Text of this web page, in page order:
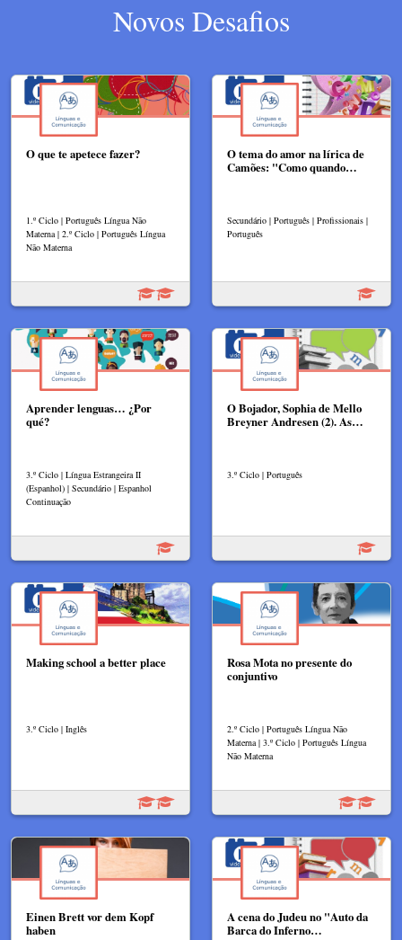
Novos Desafios
O que te apetece fazer?
1.º Ciclo | Português Língua Não
Materna | 2.º Ciclo | Português Língua
Não Materna
O tema do amor na lírica de
Camões: "Como quando…
Secundário | Português | Profissionais |
Português
Aprender lenguas… ¿Por
qué?
3.º Ciclo | Língua Estrangeira II
(Espanhol) | Secundário | Espanhol
Continuação
O Bojador, Sophia de Mello
Breyner Andresen (2). As…
3.º Ciclo | Português
Making school a better place
3.º Ciclo | Inglês
Rosa Mota no presente do
conjuntivo
2.º Ciclo | Português Língua Não
Materna | 3.º Ciclo | Português Língua
Não Materna
Einen Brett vor dem Kopf
haben
A cena do Judeu no "Auto da
Barca do Inferno…